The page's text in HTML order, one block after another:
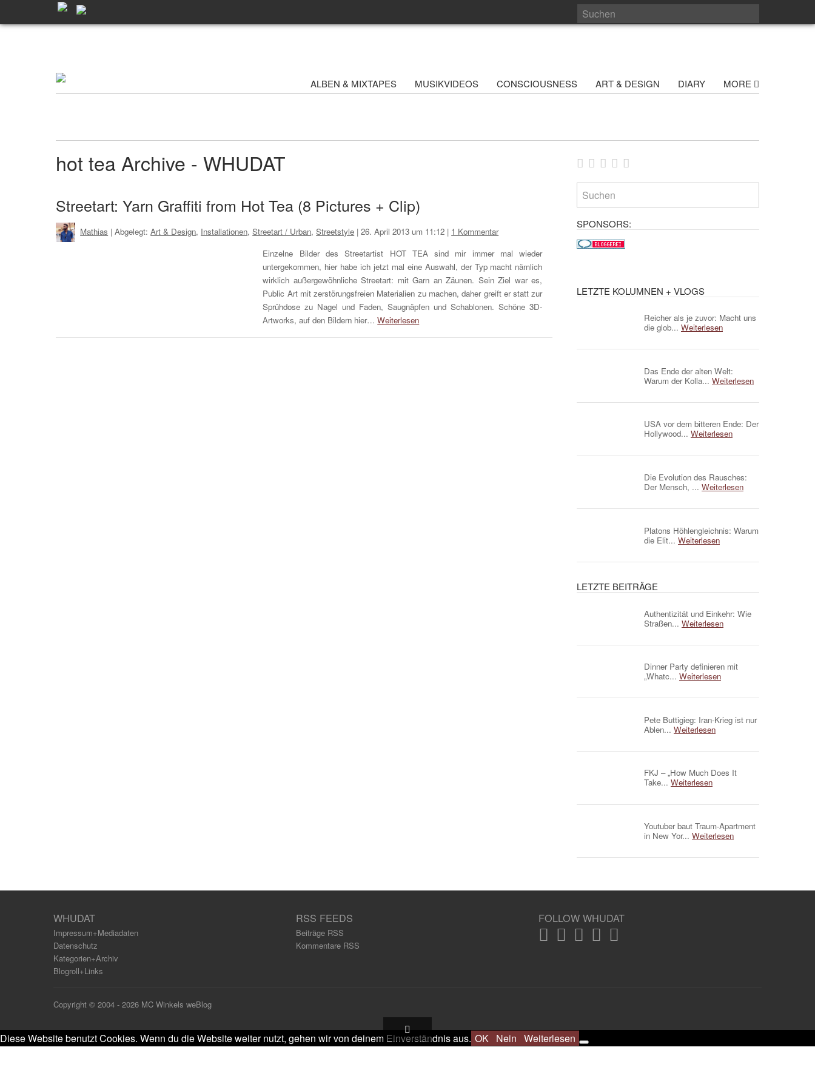
ALBEN & MIXTAPES MUSIKVIDEOS CONSCIOUSNESS ART & DESIGN DIARY MORE
hot tea Archive - WHUDAT
Streetart: Yarn Graffiti from Hot Tea (8 Pictures + Clip)
Mathias | Abgelegt:Art & Design, Installationen,Streetart / Urban,Streetstyle |26. April 2013 um 11:12 | 1 Kommentar
Einzelne Bilder des Streetartist HOT TEA sind mir immer mal wieder
untergekommen, hier habe ich jetzt mal eine Auswahl, der Typ macht nämlich
wirklich außergewöhnliche Streetart: mit Garn an Zäunen. Sein Ziel war es,
Public Art mit zerstörungsfreien Materialien zu machen, daher greift er statt zur
Sprühdose zu Nagel und Faden, Saugnäpfen und Schablonen. Schöne 3D-
Artworks, auf den Bildern hier…Weiterlesen
SPONSORS:
LETZTE KOLUMNEN + VLOGS
Reicher als je zuvor: Macht uns
die glob... Weiterlesen
Das Ende der alten Welt:
Warum der Kolla... Weiterlesen
USA vor dem bitteren Ende: Der
Hollywood... Weiterlesen
Die Evolution des Rausches:
Der Mensch, ... Weiterlesen
Platons Höhlengleichnis: Warum
die Elit... Weiterlesen
LETZTE BEITRÄGE
Authentizität und Einkehr: Wie
Straßen... Weiterlesen
Dinner Party definieren mit
„Whatc... Weiterlesen
Pete Buttigieg: Iran-Krieg ist nur
Ablen... Weiterlesen
FKJ – „How Much Does It
Take... Weiterlesen
Youtuber baut Traum-Apartment
in New Yor... Weiterlesen
WHUDAT
Impressum+Mediadaten
Datenschutz
Kategorien+Archiv
Blogroll+Links
RSS FEEDS
Beiträge RSS
Kommentare RSS
FOLLOW WHUDAT
Copyright © 2004 - 2026 MC Winkels weBlog
Diese Website benutzt Cookies. Wenn du die Website weiter nutzt, gehen wir von deinem Einverständnis aus. OK Nein Weiterlesen